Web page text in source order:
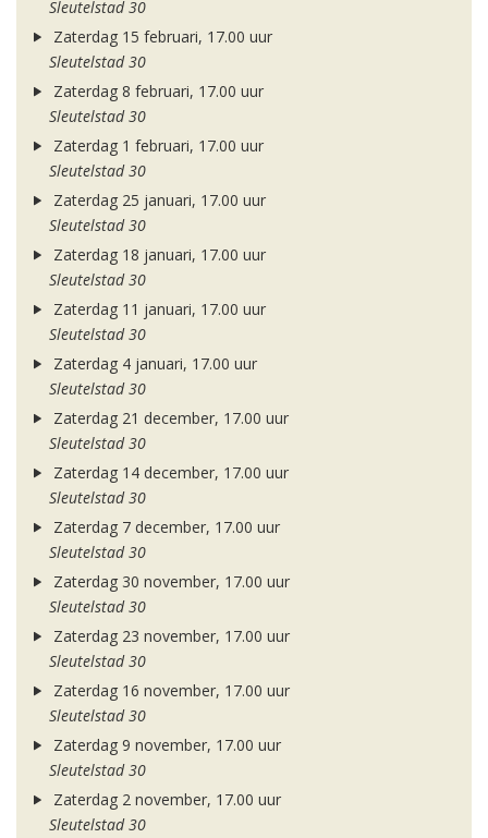
Sleutelstad 30
Zaterdag 15 februari, 17.00 uur
Sleutelstad 30
Zaterdag 8 februari, 17.00 uur
Sleutelstad 30
Zaterdag 1 februari, 17.00 uur
Sleutelstad 30
Zaterdag 25 januari, 17.00 uur
Sleutelstad 30
Zaterdag 18 januari, 17.00 uur
Sleutelstad 30
Zaterdag 11 januari, 17.00 uur
Sleutelstad 30
Zaterdag 4 januari, 17.00 uur
Sleutelstad 30
Zaterdag 21 december, 17.00 uur
Sleutelstad 30
Zaterdag 14 december, 17.00 uur
Sleutelstad 30
Zaterdag 7 december, 17.00 uur
Sleutelstad 30
Zaterdag 30 november, 17.00 uur
Sleutelstad 30
Zaterdag 23 november, 17.00 uur
Sleutelstad 30
Zaterdag 16 november, 17.00 uur
Sleutelstad 30
Zaterdag 9 november, 17.00 uur
Sleutelstad 30
Zaterdag 2 november, 17.00 uur
Sleutelstad 30